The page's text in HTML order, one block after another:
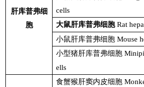
肝库普弗细
胞
cells
大鼠肝库普弗细胞Rat
小鼠肝库普弗细胞 Mouse
小型猪肝库普弗细胞
ells
食蟹猴肝窦内皮细胞